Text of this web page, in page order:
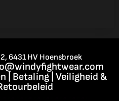
6431 HV Hoensbroek
Betaling Veiligheid &